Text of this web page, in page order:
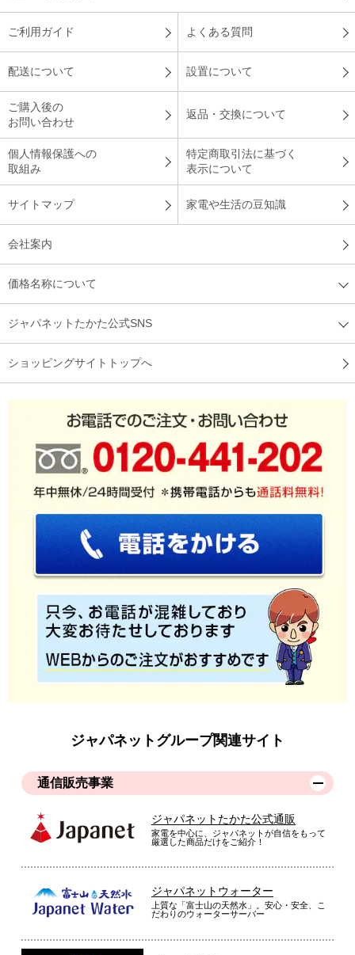
ご利用ガイド よくある質問
配送について 設置について
ご購入後の
お問い合わせ
返品・交換について
個人情報保護への
取組み
特定商取引法に基づく
表示について
サイトマップ 家電や生活の豆知識
会社案内
価格名称について
ジャパネットたかた公式SNS
ショッピングサイトトップへ
ジャパネットグループ関連サイト
通信販売事業
ジャパネットたかた公式通販
家電を中心に、ジャパネットが自信をもって
厳選した商品だけをご紹介！
ジャパネットウォーター
上質な「富士山の天然水」。安心・安全、こ
だわりのウォーターサーバー